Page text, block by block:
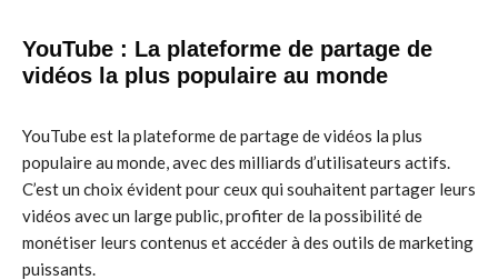
YouTube : La plateforme de partage de
vidéos la plus populaire au monde
YouTube est la plateforme de partage de vidéos la plus
populaire au monde, avec des milliards d’utilisateurs actifs.
C’est un choix évident pour ceux qui souhaitent partager leurs
vidéos avec un large public, profiter de la possibilité de
monétiser leurs contenus et accéder à des outils de marketing
puissants.